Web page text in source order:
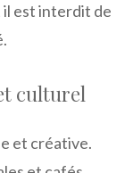
est interdit de
culturel
et créative.